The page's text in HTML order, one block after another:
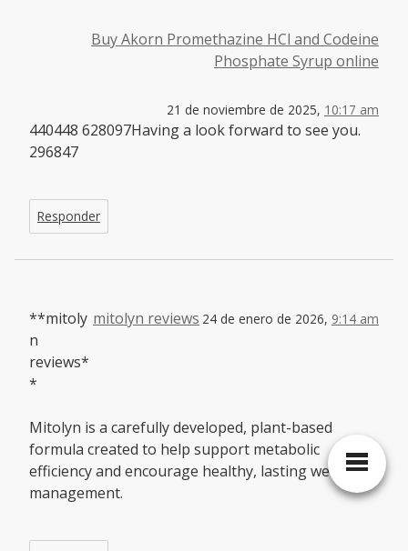
Buy Akorn Promethazine HCl and Codeine
Phosphate Syrup online
21 de noviembre de 2025, 10:17 am
440448 628097Having a look forward to see you.
296847
Responder
mitolyn reviews 24 de enero de 2026, 9:14 am
**mitoly
n
reviews*
*
Mitolyn is a carefully developed, plant-based
formula created to help support metabolic
efficiency and encourage healthy, lasting weight
management.